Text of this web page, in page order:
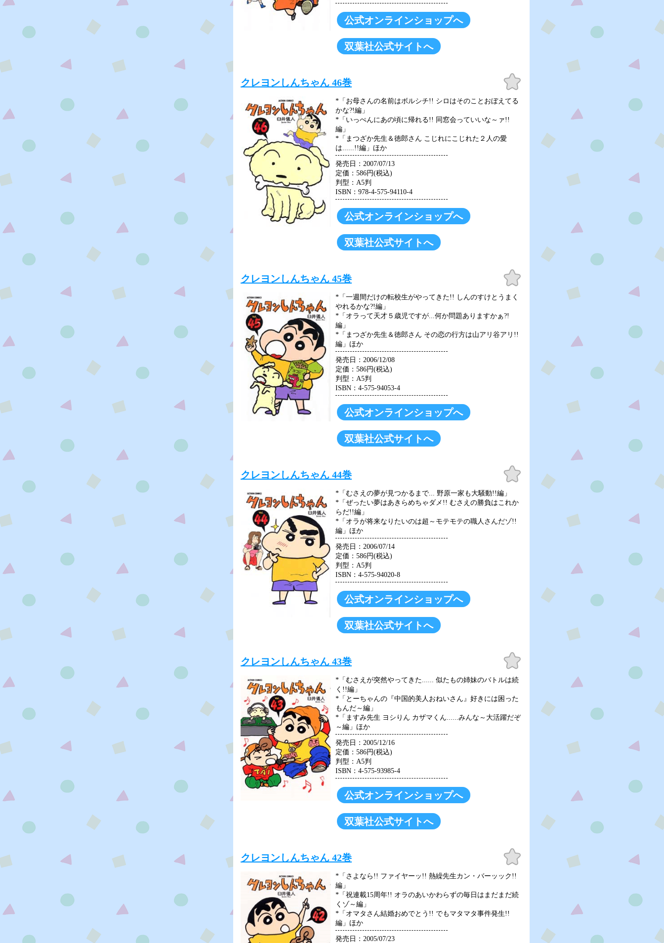
公式オンラインショップへ
双葉社公式サイトへ
クレヨンしんちゃん 46巻
お気
に入
*「お母さんの名前はボルシチ!! シロはそのことおぼえてる
かな?!編」
*「いっぺんにあの頃に帰れる!! 同窓会っていいな～ァ!!
編」
*「まつざか先生＆徳郎さん こじれにこじれた２人の愛
は......!!編」ほか
発売日：2007/07/13
定価：586円(税込)
判型：A5判
ISBN：978-4-575-94110-4
公式オンラインショップへ
双葉社公式サイトへ
クレヨンしんちゃん 45巻
お気
に入
*「一週間だけの転校生がやってきた!! しんのすけとうまく
やれるかな?!編」
*「オラって天才５歳児ですが...何か問題ありますかぁ?!
編」
*「まつざか先生＆徳郎さん その恋の行方は山アリ谷アリ!!
編」ほか
発売日：2006/12/08
定価：586円(税込)
判型：A5判
ISBN：4-575-94053-4
公式オンラインショップへ
双葉社公式サイトへ
クレヨンしんちゃん 44巻
お気
に入
*「むさえの夢が見つかるまで... 野原一家も大騒動!!編」
*「ぜったい夢はあきらめちゃダメ!! むさえの勝負はこれか
らだ!!編」
*「オラが将来なりたいのは超～モテモテの職人さんだゾ!!
編」ほか
発売日：2006/07/14
定価：586円(税込)
判型：A5判
ISBN：4-575-94020-8
公式オンラインショップへ
双葉社公式サイトへ
クレヨンしんちゃん 43巻
お気
に入
*「むさえが突然やってきた...... 似たもの姉妹のバトルは続
く!!編」
*「とーちゃんの『中国的美人おねいさん』好きには困った
もんだ～編」
*「ますみ先生 ヨシりん カザマくん......みんな～大活躍だぞ
～編」ほか
発売日：2005/12/16
定価：586円(税込)
判型：A5判
ISBN：4-575-93985-4
公式オンラインショップへ
双葉社公式サイトへ
クレヨンしんちゃん 42巻
お気
に入
*「さよなら!! ファイヤーッ!! 熱繰先生カン・バーッック!!
編」
*「祝連載15周年!! オラのあいかわらずの毎日はまだまだ続
くゾ～編」
*「オマタさん結婚おめでとう!! でもマタマタ事件発生!!
編」ほか
発売日：2005/07/23